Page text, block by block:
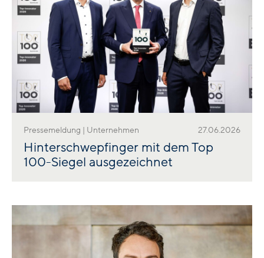
Pressemeldung | Unternehmen 27.06.2026
Hinterschwepfinger mit dem Top
100-Siegel ausgezeichnet